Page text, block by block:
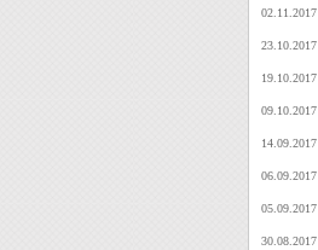
02.11.2017
23.10.2017
19.10.2017
09.10.2017
14.09.2017
06.09.2017
05.09.2017
30.08.2017